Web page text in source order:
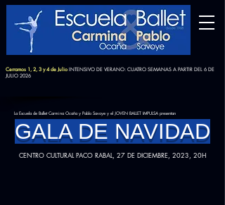
Cerramos 1, 2, 3 y 4 de Julio INTENSIVO DE VERANO: CUATRO SEMANAS A PARTIR DEL 6 DE
JULIO 2026
La Escuela de Ballet Carmina Ocaña y Pablo Savoye y el JOVEN BALLET IMPULSA presentan
GALA DE NAVIDAD
CENTRO CULTURAL PACO RABAL, 27 DE DICIEMBRE, 2023, 20H